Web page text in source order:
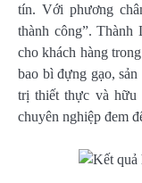
tín. Với phương
thành công”.
cho khách hàng
bao bì đựng gạo,
trị thiết thực và hữu
chuyên nghiệp đem